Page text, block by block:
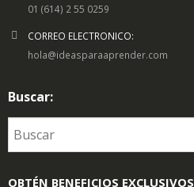
01 (614) 2 55 0259
CORREO ELECTRONICO:
hola@ideasparaaprender.com
Buscar:
OBTÉN BENEFICIOS EXCLUSIVOS